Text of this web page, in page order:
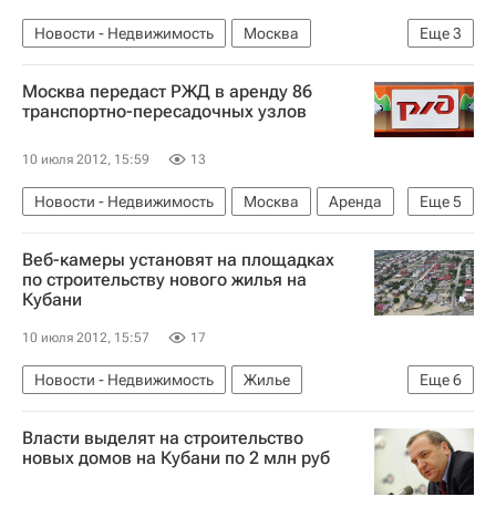
Еще3
Новости - Недвижимость
Москва
Сергей Собянин
Инфраструктура Россия
Москва передаст РЖД в аренду 86
транспортно-пересадочных узлов
10 июля 2012, 15:59 13
Еще5
Новости - Недвижимость Москва
Аренда
Сергей Собянин
РЖД
ТПУ
Инфраструктура
Россия
Веб-камеры установят на площадках
по строительству нового жилья на
Кубани
10 июля 2012, 15:57 17
Еще6
Новости - Недвижимость
Жилье
Краснодарский край
Строительство
Владимир Пучков
Власти выделят на строительство
новых домов на Кубани по 2 млн руб